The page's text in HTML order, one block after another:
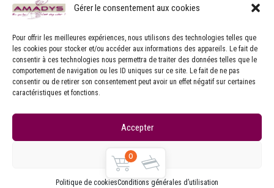
Gérer le consentement aux cookies
Pour offrir les meilleures expériences, nous utilisons des technologies telles que
les cookies pour stocker et/ou accéder aux informations des appareils. Le fait de
consentir à ces technologies nous permettra de traiter des données telles que le
comportement de navigation ou les ID uniques sur ce site. Le fait de ne pas
consentir ou de retirer son consentement peut avoir un effet négatif sur certaines
caractéristiques et fonctions.
Accepter
Refuser
Politique de cookiesConditions générales d’utilisation
J'ACCEPTE LES CONDITIONS GÉNÉRALES
D'UTILISATION
Mentions légales
Parlons Dystonie : charte
0